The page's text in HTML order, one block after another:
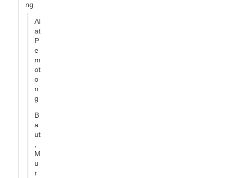
ng
Al
at
P
e
m
ot
o
n
g
B
a
ut
,
M
u
r